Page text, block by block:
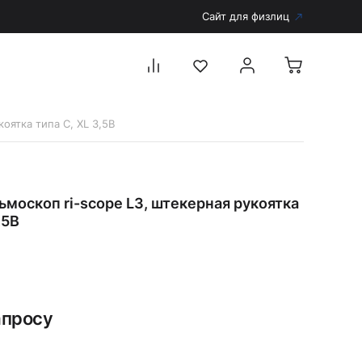
Сайт для физлиц
Аксессуары для дерматоскопов
Аккумуляторы и зарядные устройства
типа C, XL 3,5В
ri-scope L3, штекерная рукоятка